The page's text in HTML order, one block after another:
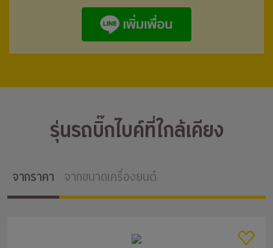
รุ่นรถบิ๊กไบค์ที่ใกล้เคียง
จากราคา จากขนาดเครื่องยนต์